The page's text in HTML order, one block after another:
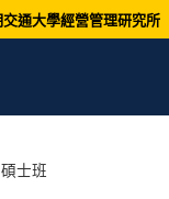
交通大學經營管理研究所
碩士班